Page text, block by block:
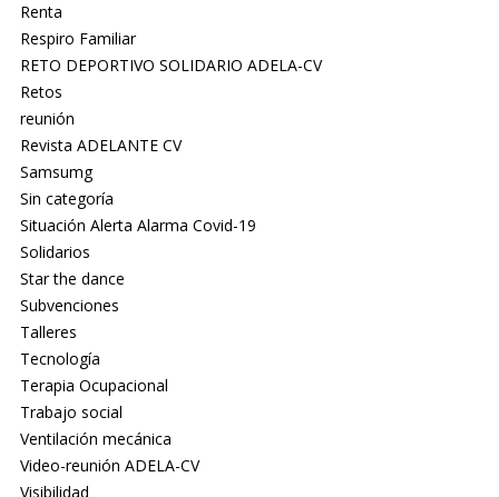
Renta
Respiro Familiar
RETO DEPORTIVO SOLIDARIO ADELA-CV
Retos
reunión
Revista ADELANTE CV
Samsumg
Sin categoría
Situación Alerta Alarma Covid-19
Solidarios
Star the dance
Subvenciones
Talleres
Tecnología
Terapia Ocupacional
Trabajo social
Ventilación mecánica
Video-reunión ADELA-CV
Visibilidad